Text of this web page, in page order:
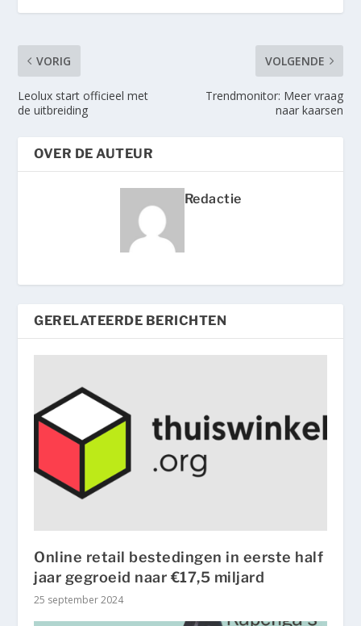
VORIG
Leolux start officieel met
de uitbreiding
VOLGENDE
Trendmonitor: Meer vraag
naar kaarsen
OVER DE AUTEUR
Redactie
GERELATEERDE BERICHTEN
Online retail bestedingen in eerste half
jaar gegroeid naar €17,5 miljard
25 september 2024